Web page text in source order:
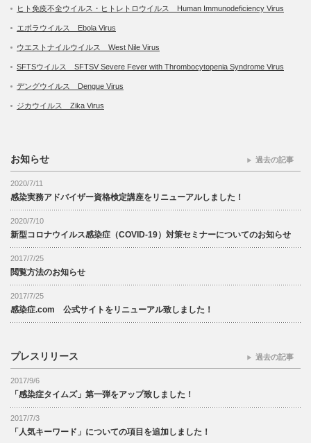
ヒト免疫不全ウイルス・ヒトレトロウイルス Human Immunodeficiency Virus
エボラウイルス Ebola Virus
ウエストナイルウイルス West Nile Virus
SFTSウイルス SFTSV Severe Fever with Thrombocytopenia Syndrome Virus
デングウイルス Dengue Virus
ジカウイルス Zika Virus
お知らせ
2020/7/11
感染実務アドバイザー資格検定講座をリニューアルしました！
2020/7/10
新型コロナウイルス感染症（COVID-19）対策セミナーについてのお知らせ
2017/7/25
閲覧方法のお知らせ
2017/7/25
感染症.com 公式サイトをリニューアル致しました！
過去の記事
プレスリリース
2017/9/6
「感染症タイムズ」第一弾をアップ致しました！
2017/7/3
「人気キーワード」についての項目を追加しました！
過去の記事